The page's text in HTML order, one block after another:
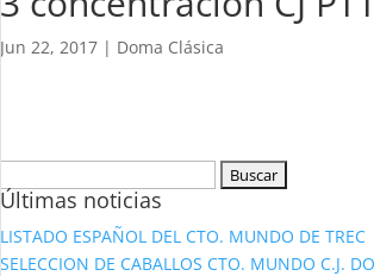
Jun 22, 2017 | Doma Clásica
Últimas noticias
LISTADO ESPAÑOL DEL CTO. MUNDO DE TREC
SELECCION DE CABALLOS CTO. MUNDO C.J.